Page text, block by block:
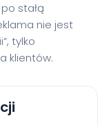
stałą
nie jest
tylko
klientów.